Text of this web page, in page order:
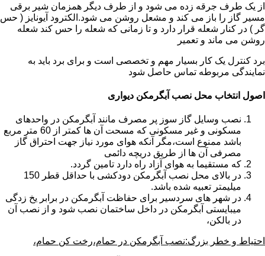
از یک طرف جرقه زده می شود و از طرف دیگر همزمان شیر برقی
مسیر گاز را باز می کند و مشعل روشن می شود.الکترود آیونایز ( حس
گر ) در کنار شعله قرار دارد و تا زمانی که شعله را حس کند شعله
روشن می ماند و تعمیر
برد کنترل یک کار بسیار مهم و تخصصی است و برای برد باید به
نمایندگی مربوطه تماس حاصل شود
اصول انتخاب محل نصب آبگرمکن دیواری
نصب وسایل گاز سوز پر مصرف مانند آبگرمکن در واحدهای
مسکونی و غیر مسکونی که مسحت آن ها کمتر از 60 متر مربع
باشد ممنوع است،مگر آنکه هوای مورد نیاز جهت احتراق گاز
مصرفی آن ها از طریق دریچه دائمی
که مستقیما به هوای آزاد راه دارد تامین گردد.
در بالای محل نصب آبگرمکن دودکشی با حداقل قطر 150
میلیمتر تعبیه شده باشد.
در شهر های سردسیر برای حفاظت آبگرمکن در برابر یخ زدگی
میبایستی آبگرمکن در داخل ساختمان نصب شود و از نصب آن
در بالکن،
احتیاط و خطر بزرگ:نصب آبگرمکن در حمام،رخت کن حمام،